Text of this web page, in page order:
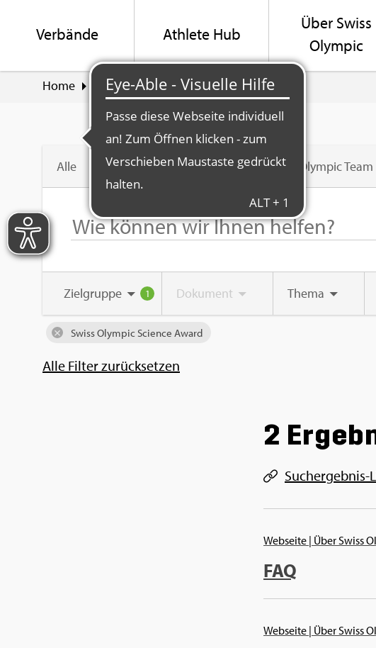
Ver­bän­de Ath­le­te Hub
Über Swiss
Olym­pic
Home Suche
Alle Swiss Olym­pic Ver­band Swiss Olym­pic Team
Ziel­grup­pe 1 Do­ku­ment Thema
Swiss Olym­pic Sci­ence Award
Alle Fil­ter zu­rück­set­zen
2
Such­ergeb­nis-
Web­sei­te | Über Swiss
FAQ
Web­sei­te | Über Swiss